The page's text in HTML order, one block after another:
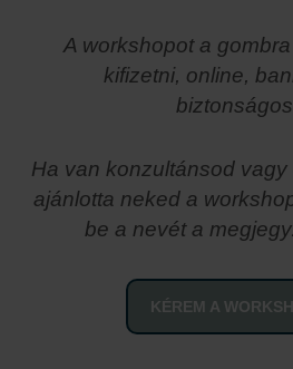
A workshopot a
kifizetni, online,
Ha van konzultánsod
ajánlotta neked a
be a nevét a
KÉREM A